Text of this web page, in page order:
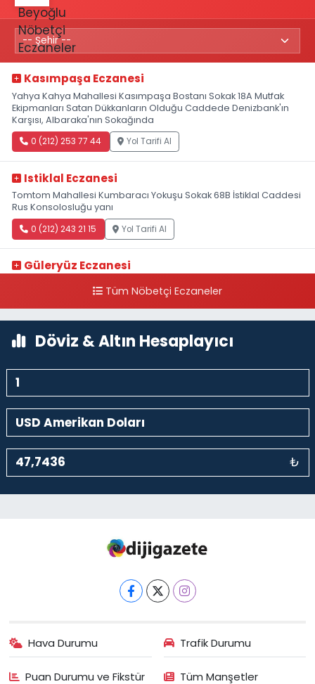
Kasımpaşa Eczanesi
Yahya Kahya Mahallesi Kasımpaşa Bostanı Sokak 18A Mutfak
Ekipmanları Satan Dükkanların Olduğu Caddede Denizbank'ın
Karşısı, Albaraka'nın Sokağında
0 (212) 253 77 44 Yol Tarifi Al
Istiklal Eczanesi
Tomtom Mahallesi Kumbaracı Yokuşu Sokak 68B İstiklal Caddesi
Rus Konsolosluğu yanı
0 (212) 243 21 15 Yol Tarifi Al
Güleryüz Eczanesi
kalaycıbahçe Meydana DoğruTüm Nöbetçi Eczaneler
Döviz & Altın Hesaplayıcı
₺
Hava Durumu Trafik Durumu
Puan Durumu ve Fikstür Tüm Manşetler